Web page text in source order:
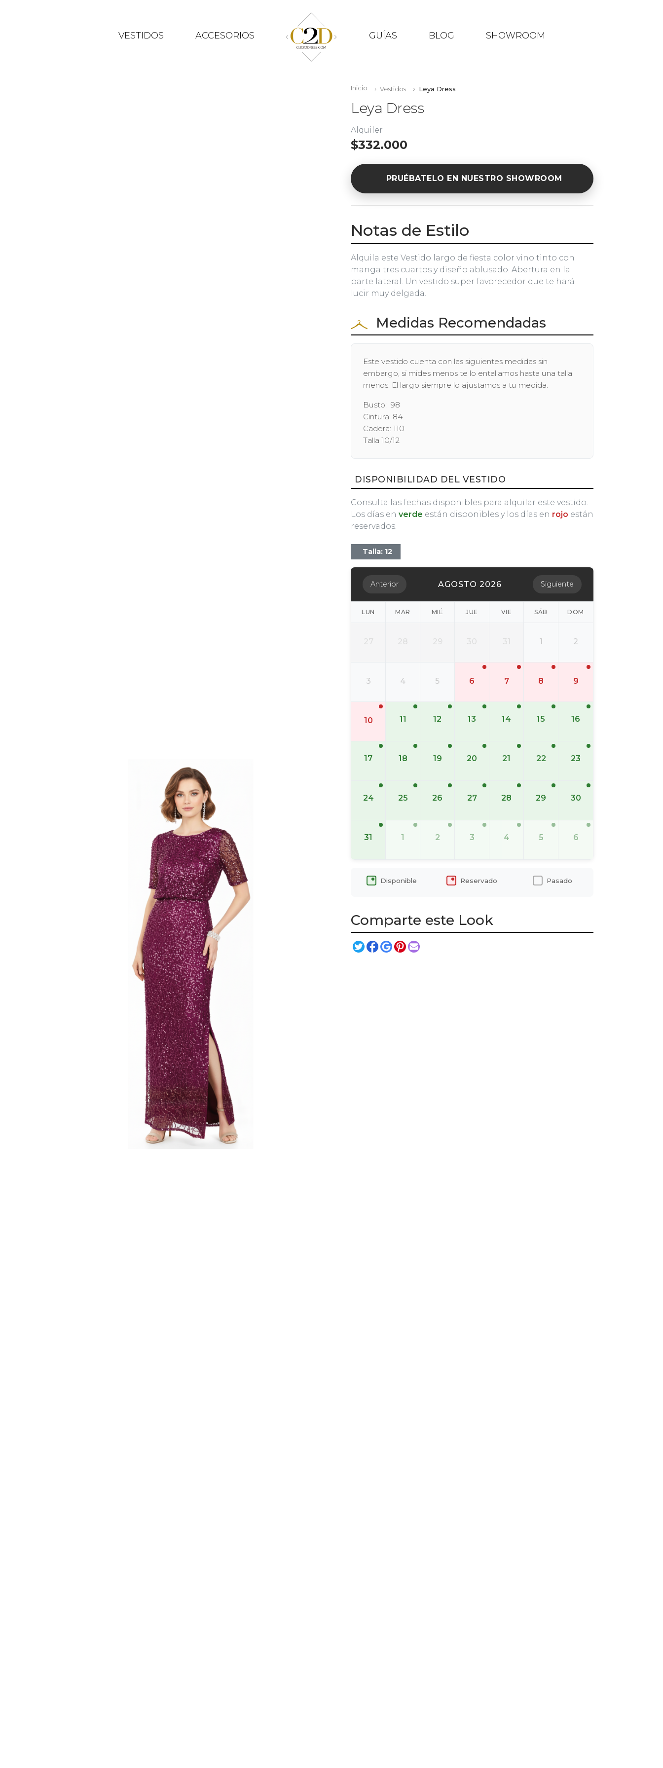
VESTIDOS ACCESORIOS GUÍAS BLOG SHOWROOM
Inicio Vestidos Leya Dress
Leya Dress
Alquiler
$332.000
PRUÉBATELO EN NUESTRO SHOWROOM
Notas de Estilo
Alquila este Vestido largo de fiesta color vino tinto con
manga tres cuartos y diseño ablusado. Abertura en la
parte lateral. Un vestido super favorecedor que te hará
lucir muy delgada.
Medidas Recomendadas
Este vestido cuenta con las siguientes medidas sin
embargo, si mides menos te lo entallamos hasta una talla
menos. El largo siempre lo ajustamos a tu medida.
Busto: 98
Cintura: 84
Cadera: 110
Talla 10/12
DISPONIBILIDAD DEL VESTIDO
Consulta las fechas disponibles para alquilar este vestido.
Los días en verde están disponibles y los días en rojo están
reservados.
Talla: 12
Anterior AGOSTO 2026 Siguiente
LUN MAR MIÉ JUE VIE SÁB DOM
27 28 29 30 31 1 2
3 4 5 6 7 8 9
10 11 12 13 14 15 16
17 18 19 20 21 22 23
24 25 26 27 28 29 30
31 1 2 3 4 5 6
Disponible Reservado Pasado
Comparte este Look